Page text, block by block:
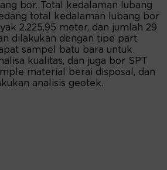
bor. Total kedalaman lubang
total kedalaman lubang bor
2.225,95 meter, dan jumlah 29
dilakukan dengan tipe part
sampel batu bara untuk
kualitas, dan juga bor SPT
material berai disposal, dan
analisis geotek.